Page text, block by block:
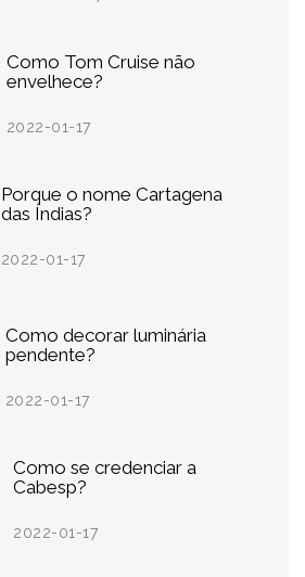
Como Tom Cruise não
envelhece?
2022-01-17
Porque o nome Cartagena
das Índias?
2022-01-17
Como decorar luminária
pendente?
2022-01-17
Como se credenciar a
Cabesp?
2022-01-17